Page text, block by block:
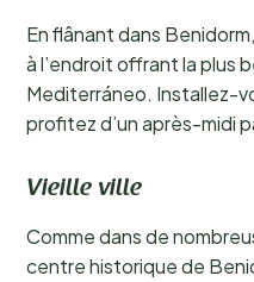
En flânant dans
à l’endroit offrant la plus
Mediterráneo. Installez-
profitez d’un après-midi
Vieille ville
Comme dans de
centre historique de